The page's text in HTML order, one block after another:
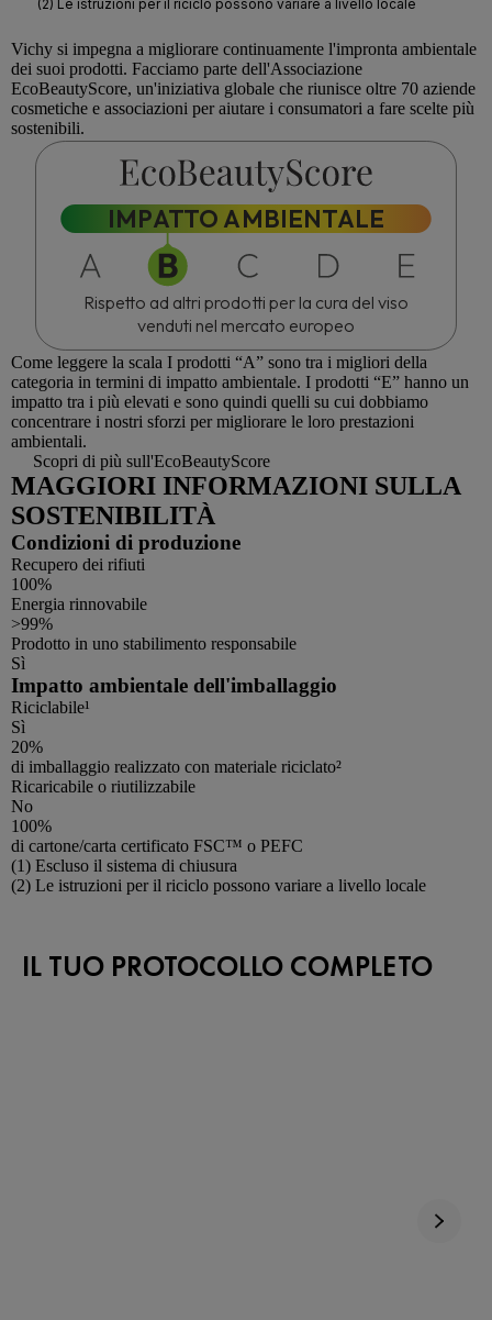
Vichy si impegna a migliorare continuamente l'impronta ambientale
dei suoi prodotti. Facciamo parte dell'Associazione
EcoBeautyScore, un'iniziativa globale che riunisce oltre 70 aziende
cosmetiche e associazioni per aiutare i consumatori a fare scelte più
sostenibili.
IMPATTO AMBIENTALE
Rispetto ad altri prodotti per la cura del viso
venduti nel mercato europeo
Come leggere la scala I prodotti “A” sono tra i migliori della
categoria in termini di impatto ambientale. I prodotti “E” hanno un
impatto tra i più elevati e sono quindi quelli su cui dobbiamo
concentrare i nostri sforzi per migliorare le loro prestazioni
ambientali.
Scopri di più sull'EcoBeautyScore
MAGGIORI INFORMAZIONI SULLA
SOSTENIBILITÀ
Condizioni di produzione
Recupero dei rifiuti
100%
Energia rinnovabile
>99%
Prodotto in uno stabilimento responsabile
Sì
Impatto ambientale dell'imballaggio
Riciclabile¹
Sì
20%
di imballaggio realizzato con materiale riciclato²
Ricaricabile o riutilizzabile
No
100%
di cartone/carta certificato FSC™ o PEFC
Footnotes
(1) Escluso il sistema di chiusura
(2) Le istruzioni per il riciclo possono variare a livello locale
IL TUO PROTOCOLLO COMPLETO